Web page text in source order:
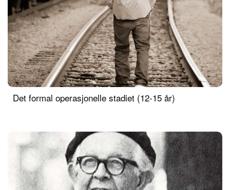
Det formal operasjonelle stadiet (12-15 år)